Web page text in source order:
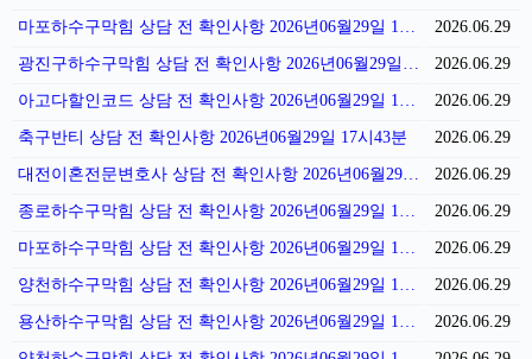
마포하수구막힘 상담 전 확인사항 2026년06월29일 18시05분 2026.06.29
광진구하수구막힘 상담 전 확인사항 2026년06월29일 17시57분 2026.06.29
아고다할인코드 상담 전 확인사항 2026년06월29일 17시50분 2026.06.29
축구반티 상담 전 확인사항 2026년06월29일 17시43분 2026.06.29
대전이혼전문변호사 상담 전 확인사항 2026년06월29일 17시36분 2026.06.29
종로하수구막힘 상담 전 확인사항 2026년06월29일 17시30분 2026.06.29
마포하수구막힘 상담 전 확인사항 2026년06월29일 17시22분 2026.06.29
양천하수구막힘 상담 전 확인사항 2026년06월29일 17시15분 2026.06.29
용산하수구막힘 상담 전 확인사항 2026년06월29일 17시08분 2026.06.29